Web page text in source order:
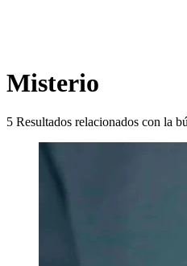
Misterio
5 Resultados relacionados con la